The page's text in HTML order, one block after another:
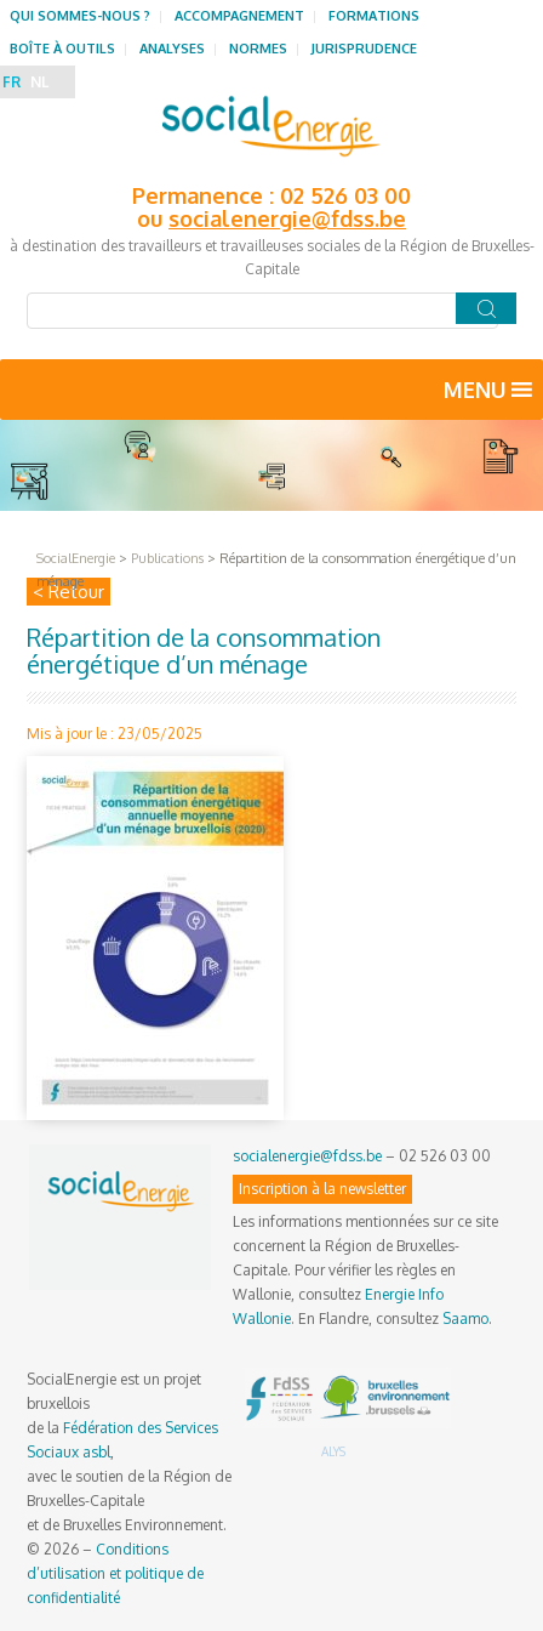
Permanence : 02 526 03 00
ou socialenergie@fdss.be
à destination des travailleurs et travailleuses sociales de la Région de Bruxelles-
Capitale
QUI SOMMES-NOUS ? ACCOMPAGNEMENT
FORMATIONS
BOÎTE À OUTILS
ANALYSES NORMES JURISPRUDENCE
FR NL
MENU
SocialEnergie > Publications > Répartition de la consommation énergétique d’un
ménage
< Retour
Répartition de la consommation
énergétique d’un ménage
Mis à jour le : 23/05/2025
socialenergie@fdss.be – 02 526 03 00
Inscription à la newsletter
Les informations mentionnées sur ce site
concernent la Région de Bruxelles-
Capitale. Pour vérifier les règles en
Wallonie, consultezEnergie Info
Wallonie. En Flandre, consultez Saamo.
SocialEnergie est un projet
bruxellois
de laFédération des Services
Sociaux asbl
avec le soutien de la Région de
Bruxelles-Capitale
et de Bruxelles Environnement.
© 2026 – Conditions
d’utilisation et politique de
confidentialité
ALYS